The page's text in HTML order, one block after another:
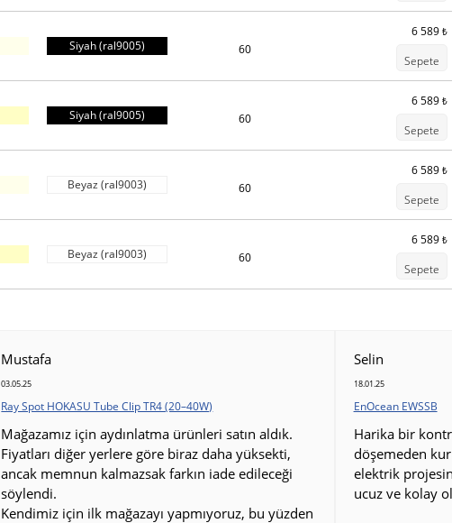
Siyah (ral9005) 60
6 589₺
Sepete
Siyah (ral9005) 60
6 589₺
Sepete
Beyaz (ral9003) 60
6 589₺
Sepete
Beyaz (ral9003) 60
6 589₺
Sepete
Mustafa
03.05.25
Ray Spot HOKASU Tube Clip TR4 (20–40W)
Mağazamız için aydınlatma ürünleri satın aldık.
Fiyatları diğer yerlere göre biraz daha yüksekti,
ancak memnun kalmazsak farkın iade edileceği
söylendi.
Kendimiz için ilk mağazayı yapmıyoruz, bu yüzden
Selin
18.01.25
EnOcean EWSSB
Harika bir kontrol
döşemeden
elektrik projesini
ucuz ve kolay